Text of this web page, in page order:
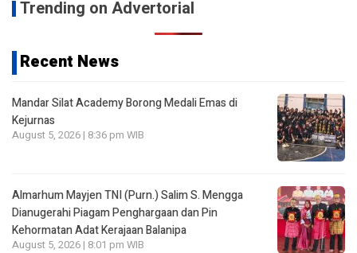
Trending on Advertorial
Recent News
Mandar Silat Academy Borong Medali Emas di
Kejurnas
August 5, 2026 | 8:36 pm WIB
Almarhum Mayjen TNI (Purn.) Salim S. Mengga
Dianugerahi Piagam Penghargaan dan Pin
Kehormatan Adat Kerajaan Balanipa
August 5, 2026 | 8:01 pm WIB